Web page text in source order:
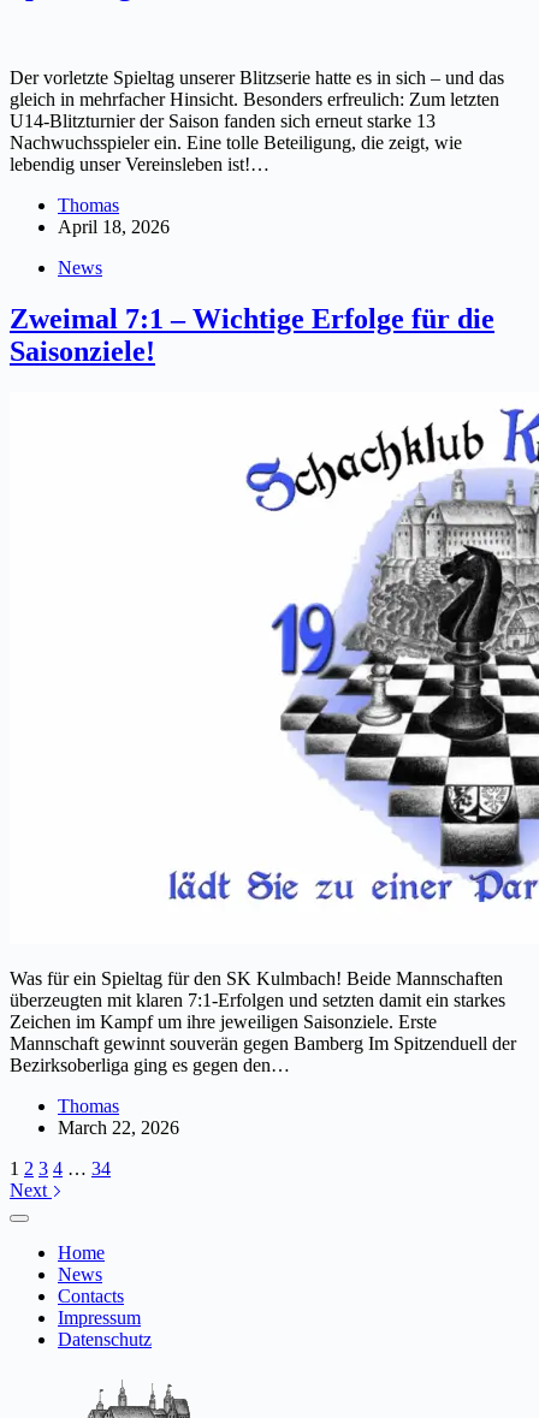
Der vorletzte Spieltag unserer Blitzserie hatte es in sich – und das
gleich in mehrfacher Hinsicht. Besonders erfreulich: Zum letzten
U14-Blitzturnier der Saison fanden sich erneut starke 13
Nachwuchsspieler ein. Eine tolle Beteiligung, die zeigt, wie
lebendig unser Vereinsleben ist!…
Thomas
April 18, 2026
News
Zweimal 7:1 – Wichtige Erfolge für die
Saisonziele!
Was für ein Spieltag für den SK Kulmbach! Beide Mannschaften
überzeugten mit klaren 7:1-Erfolgen und setzten damit ein starkes
Zeichen im Kampf um ihre jeweiligen Saisonziele. Erste
Mannschaft gewinnt souverän gegen Bamberg Im Spitzenduell der
Bezirksoberliga ging es gegen den…
Thomas
March 22, 2026
1 2 3 4 … 34
Next
Home
News
Contacts
Impressum
Datenschutz